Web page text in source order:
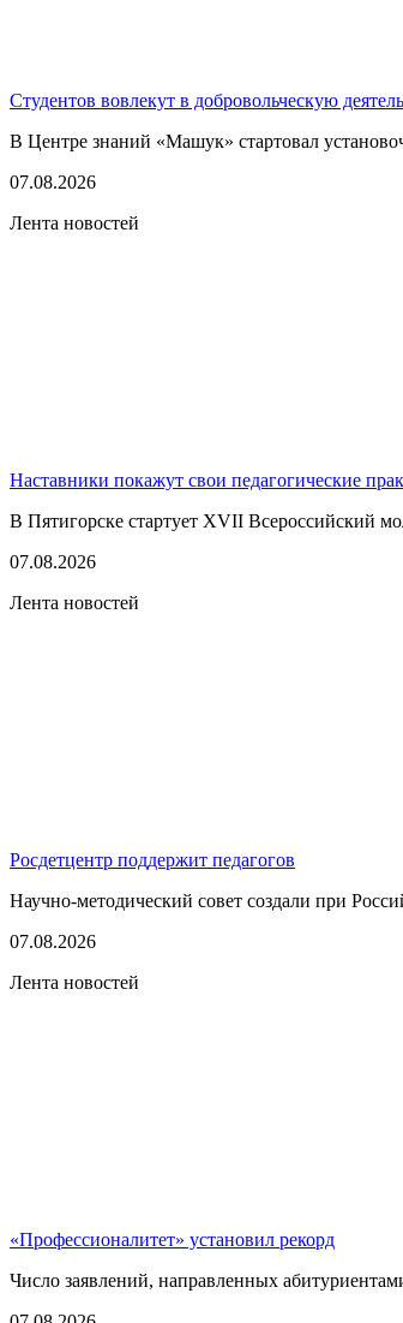
Студентов вовлекут в добровольческую
В Центре знаний «Машук» стартовал
07.08.2026
Лента новостей
Наставники покажут свои педагогические
В Пятигорске стартует XVII Всероссийский
07.08.2026
Лента новостей
Росдетцентр поддержит педагогов
Научно-методический совет создали при
07.08.2026
Лента новостей
«Профессионалитет» установил рекорд
Число заявлений, направленных